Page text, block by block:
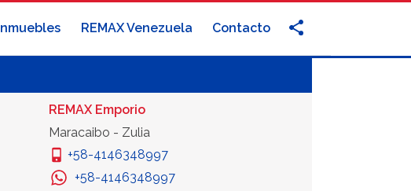
Inmuebles REMAX Venezuela Contacto
REMAX Emporio
Maracaibo - Zulia
+58-4146348997
+58-4146348997